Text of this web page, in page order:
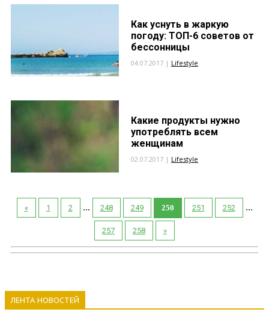
Как уснуть в жаркую
погоду: ТОП-6 советов от
бессонницы
04.07.2017 | Lifestyle
Какие продукты нужно
употреблять всем
женщинам
02.07.2017 | Lifestyle
« 1 2 ... 248 249 250 251 252 ...
257 258 »
ЛЕНТА НОВОСТЕЙ